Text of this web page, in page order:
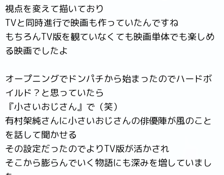
視点を変えて描いており
TVと同時進行で映画も作っていたんですね
もちろんTV版を観ていなくても映画単体でも楽しめ
る映画でしたよ
オープニングでドンパチから始まったのでハードボ
イルド？と思っていたら
『小さいおじさん』で（笑）
有村架純さんに小さいおじさんの俳優陣が風のこと
を話して聞かせる
その設定だったのでよりTV版が活かされ
そこから膨らんでいく物語にも深みを増していまし